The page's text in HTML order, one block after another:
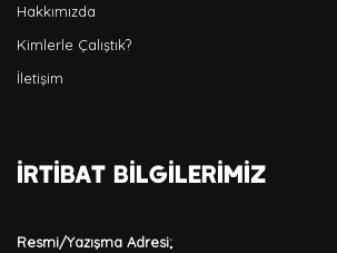
Hakkımızda
Kimlerle Çalıştık?
İletişim
İrtibat Bilgilerimiz
Resmi/Yazışma Adresi;